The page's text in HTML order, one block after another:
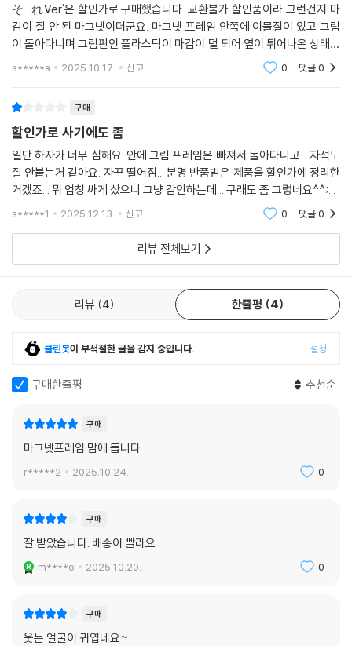
そ-れVer'은 할인가로 구매했습니다. 교환불가 할인품이라 그런건지 마
감이 잘 안 된 마그넷이더군요. 마그넷 프레임 안쪽에 이물질이 있고 그림
이 돌아다니며 그림판인 플라스틱이 마감이 덜 되어 옆이 튀어나온 상태였
습니다. 재조립 가능한 마그넷이라 분해해서 이물질 털어내고 그림판은 고
s*****a 2025.10.17. 신고 0 댓글0
구매
할인가로 사기에도 좀
일단 하자가 너무 심해요. 안에 그림 프레임은 빠져서 돌아다니고... 자석도
잘 안붙는거 같아요. 자꾸 떨어짐... 분명 반품받은 제품을 할인가에 정리한
거겠죠... 뭐 엄청 싸게 샀으니 그냥 감안하는데... 구래도 좀 그렇네요^^;...
s*****1 2025.12.13. 신고 0 댓글0
리뷰 전체보기
리뷰 4 한줄평 4
클린봇이 부적절한 글을 감지 중입니다. 설정
구매한줄평 추천순
구매
마그넷프레임 맘에 듭니다
r*****2 2025.10.24. 0
구매
잘 받았습니다. 배송이 빨라요
m****o 2025.10.20. 0
구매
웃는 얼굴이 귀엽네요~